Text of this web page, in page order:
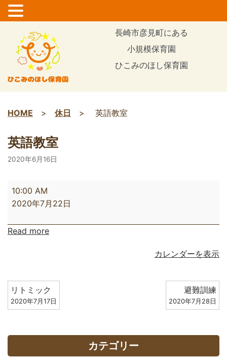
ン
テ
ツ
ス
ッ
プ
長崎市彦見町にある
小規模保育園
ひこみのほし保育園
HOME > 休日 > 英語教室
英語教室
2020年6月16日
10:00 AM
2020年7月22日
Read more
カレンダーを表示
リトミック
2020年7月17日
避難訓練
2020年7月28日
カテゴリー